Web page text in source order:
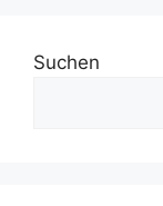
Suchen